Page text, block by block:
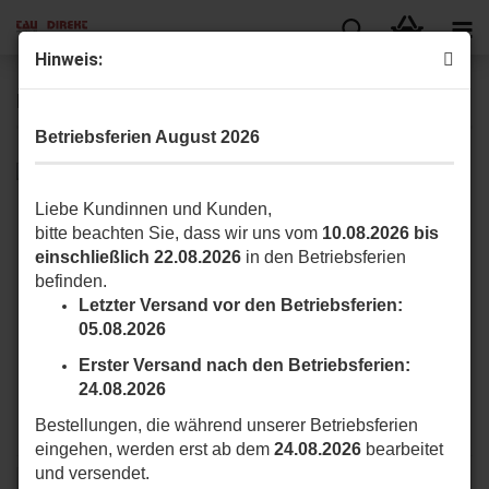
Hinweis:
Betriebsferien August 2026
Liebe Kundinnen und Kunden,
bitte beachten Sie, dass wir uns vom 10.08.2026 bis
einschließlich 22.08.2026 in den Betriebsferien
befinden.
Letzter Versand vor den Betriebsferien:
05.08.2026
Erster Versand nach den Betriebsferien:
24.08.2026
Bestellungen, die während unserer Betriebsferien
eingehen, werden erst ab dem 24.08.2026 bearbeitet
und versendet.
R18 Serie
Hier finden Sie TAU Unterflurantriebe R18 und Zubehör.
Der R18 besticht durch seine schmale Bauweise und ist ideal für den
Einsatz an kleinen Toren zwischen1,2m bis 1,8m Flügelbreite und
R18 allgemeines Zubehör